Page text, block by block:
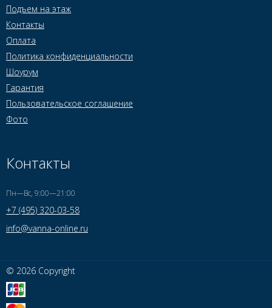
Подъем на этаж
Контакты
Оплата
Политика конфиденциальности
Шоурум
Гарантия
Пользовательское соглашение
Фото
Контакты
Пн—Вс, 9:00—21:00
+7 (495) 320-03-58
info@vanna-online.ru
© 2026 Copyright